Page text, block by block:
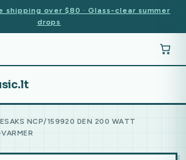
shipping over $80 · Glass-clear summer
drops
NCP/159920 DEN 200 WATT